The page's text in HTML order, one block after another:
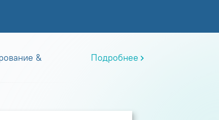
&
Подробнее